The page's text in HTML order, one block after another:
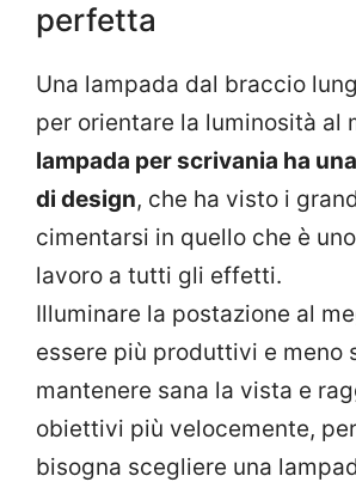
perfetta
Una lampada dal braccio
per orientare la luminosità al
lampada per scrivania ha
di design, che ha visto i
cimentarsi in quello che è
lavoro a tutti gli effetti.
Illuminare la postazione al
essere più produttivi e meno
mantenere sana la vista e
obiettivi più velocemente,
bisogna scegliere una